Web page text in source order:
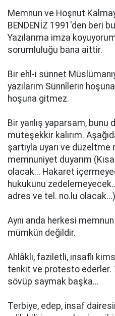
Memnun ve Hoşnut
BENDENİZ 1991'den beri
Yazılarıma imza
sorumluluğu bana aittir.
Bir ehl-i sünnet
yazılarım Sünnîlerin
hoşuna gitmez.
Bir yanlış yaparsam,
müteşekkir kalırım.
şartıyla uyarı ve
memnuniyet duyarım
olacak... Hakaret
hukukunu
adres ve tel. no.lu olacak...)
Aynı anda herkesi
mümkün değildir.
Ahlâklı, faziletli, insaflı
tenkit ve protesto ederler.
sövüp saymak başka...
Terbiye, edep, insaf